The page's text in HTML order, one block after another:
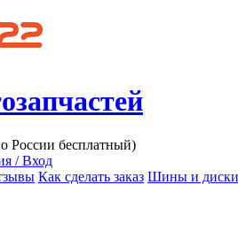
России бесплатный)
/ Вход
Как сделать заказ Шины и диски